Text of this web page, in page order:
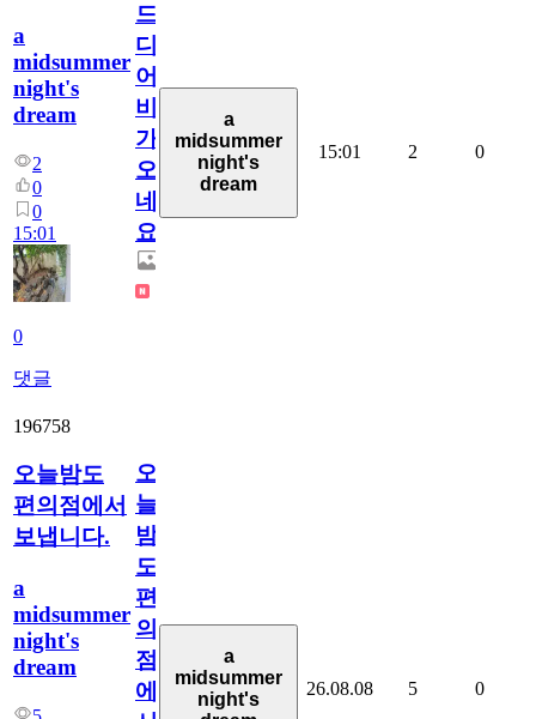
a
midsummer
night's
dream
2
0
0
15:01
0
댓글
드
디
어
비
가
오
네
요.
a
midsummer
night's
dream
15:01 2 0
196758
오늘밤도
편의점에서
보냅니다.
a
midsummer
night's
dream
오
늘
밤
도
편
의
점
에
a
midsummer
night's
26.08.08 5 0